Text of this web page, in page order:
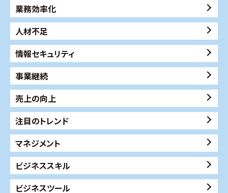
業務効率化
人材不足
情報セキュリティ
事業継続
売上の向上
注目のトレンド
マネジメント
ビジネススキル
ビジネスツール